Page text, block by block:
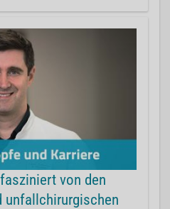
von den
unfallchirurgischen